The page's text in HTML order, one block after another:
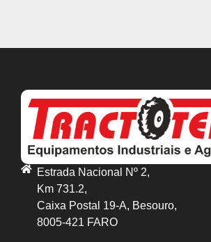
Estrada Nacional Nº 2,
Km 731.2,
Caixa Postal 19-A, Besouro,
8005-421 FARO